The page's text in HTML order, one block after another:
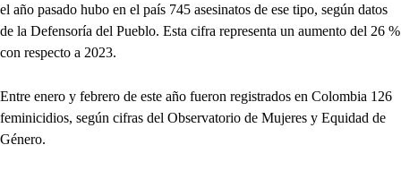
el año pasado hubo en el país 745 asesinatos de ese tipo, según datos
de la Defensoría del Pueblo. Esta cifra representa un aumento del 26 %
con respecto a 2023.
Entre enero y febrero de este año fueron registrados en Colombia 126
feminicidios, según cifras del Observatorio de Mujeres y Equidad de
Género.